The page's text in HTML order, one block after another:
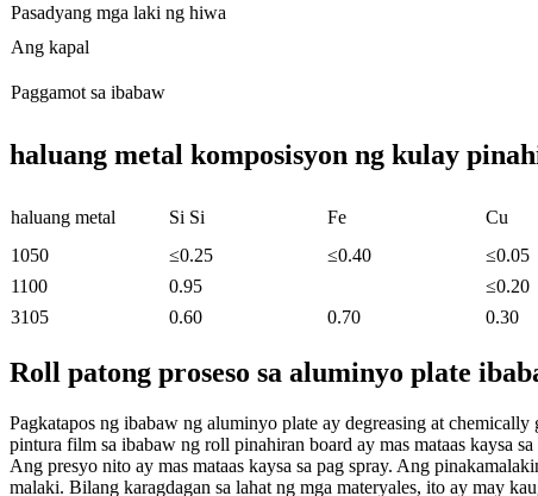
Pasadyang mga laki ng hiwa
Ang kapal
Paggamot sa ibabaw
haluang metal komposisyon ng kulay
haluang metal Si Si Fe Cu
1050
≤0.25 ≤0.40 ≤0.05
1100
0.95 ≤0.20
3105
0.60 0.70 0.30
Roll patong proseso sa aluminyo plate
Pagkatapos ng ibabaw ng aluminyo plate ay degreasing at
pintura film sa ibabaw ng roll pinahiran board ay mas mataas kaysa
Ang presyo nito ay mas mataas kaysa sa pag spray. Ang
malaki. Bilang karagdagan sa lahat ng mga materyales, ito ay may